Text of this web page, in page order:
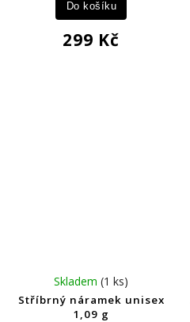
299 Kč
Do košíku
Stříbrný náramek unisex
1,09 g
Skladem(1 ks)